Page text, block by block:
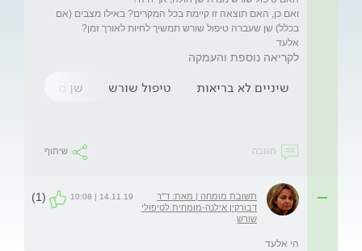
ואם כן, האם תוצאה זו קיימת בכל המקרים? באילו מצבים (אם
אלעד
לקריאה נוספת והעמקה
שיניים לא בריאות טיפול שורש שן מתה
תגובה שיתוף
תשובת מומחה | מאת: ד"ר
דבורקין אילנה-מומחית לטיפולי
שורש
14.11.19 | 10:08
(1)